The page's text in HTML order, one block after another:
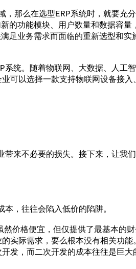
那么在选型ERP系统时，就要充
的功能模块、用户数量和数据容量
足业务需求而面临的重新选型和实
统。随着物联网、大数据、人工
可以选择一款支持物联网设备接入
来不必要的损失。接下来，让我
，往往会陷入低价的陷阱。
价格便宜，但仅提供了最基本的财
实际需求，要么根本没有相关功能
发，而二次开发的成本往往是巨大